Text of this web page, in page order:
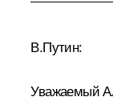
В.Путин:
Уважаемый